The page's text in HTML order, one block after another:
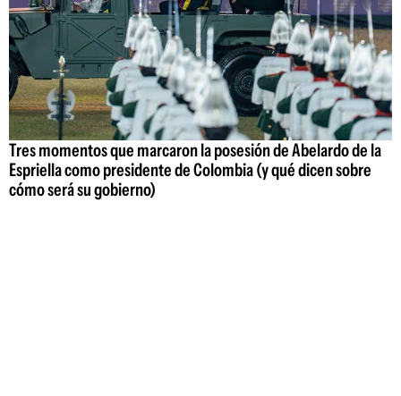
Tres momentos que marcaron la posesión de Abelardo de la
Espriella como presidente de Colombia (y qué dicen sobre
cómo será su gobierno)